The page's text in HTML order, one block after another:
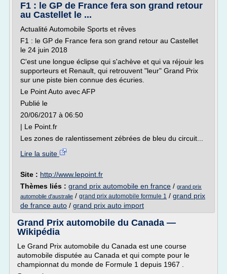
F1 : le GP de France fera son grand retour
au Castellet le ...
Actualité Automobile Sports et rêves
F1 : le GP de France fera son grand retour au Castellet
le 24 juin 2018
C'est une longue éclipse qui s'achève et qui va réjouir les
supporteurs et Renault, qui retrouvent "leur" Grand Prix
sur une piste bien connue des écuries.
Le Point Auto avec AFP
Publié le
20/06/2017 à 06:50
| Le Point.fr
Les zones de ralentissement zébrées de bleu du circuit...
Lire la suite
Site : http://www.lepoint.fr
Thèmes liés : grand prix automobile en france / grand prix
automobile d'australie / grand prix automobile formule 1 / grand prix
de france auto / grand prix auto import
Grand Prix automobile du Canada —
Wikipédia
Le Grand Prix automobile du Canada est une course
automobile disputée au Canada et qui compte pour le
championnat du monde de Formule 1 depuis 1967 .